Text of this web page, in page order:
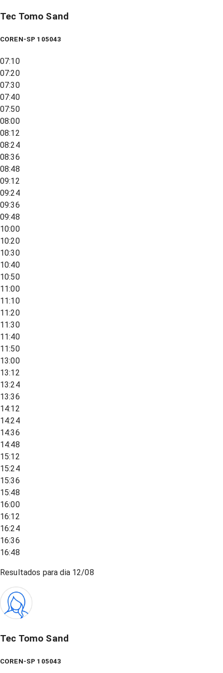
Tec Tomo Sand
COREN-SP 105043
07:10
07:20
07:30
07:40
07:50
08:00
08:12
08:24
08:36
08:48
09:12
09:24
09:36
09:48
10:00
10:20
10:30
10:40
10:50
11:00
11:10
11:20
11:30
11:40
11:50
13:00
13:12
13:24
13:36
14:12
14:24
14:36
14:48
15:12
15:24
15:36
15:48
16:00
16:12
16:24
16:36
16:48
Resultados para dia 12/08
Tec Tomo Sand
COREN-SP 105043